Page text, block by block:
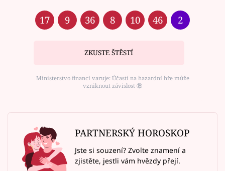
17 9 36 8 10 46 2
ZKUSTE ŠTĚSTÍ
Ministerstvo financí varuje: Účastí na hazardní hře může
vzniknout závislost ⑱
PARTNERSKÝ HOROSKOP
Jste si souzení? Zvolte znamení a
zjistěte, jestli vám hvězdy přejí.